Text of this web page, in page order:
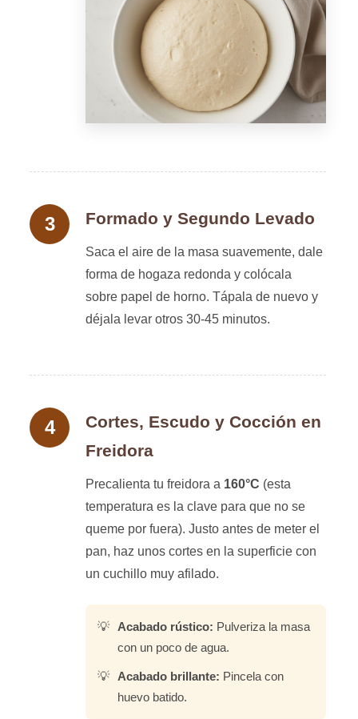
Formado y Segundo Levado
Saca el aire de la masa suavemente, dale
forma de hogaza redonda y colócala
sobre papel de horno. Tápala de nuevo y
déjala levar otros 30-45 minutos.
Cortes, Escudo y Cocción en
Freidora
Precalienta tu freidora a 160°C (esta
temperatura es la clave para que no se
queme por fuera). Justo antes de meter el
pan, haz unos cortes en la superficie con
un cuchillo muy afilado.
Acabado rústico: Pulveriza la masa
con un poco de agua.
Acabado brillante: Pincela con
huevo batido.